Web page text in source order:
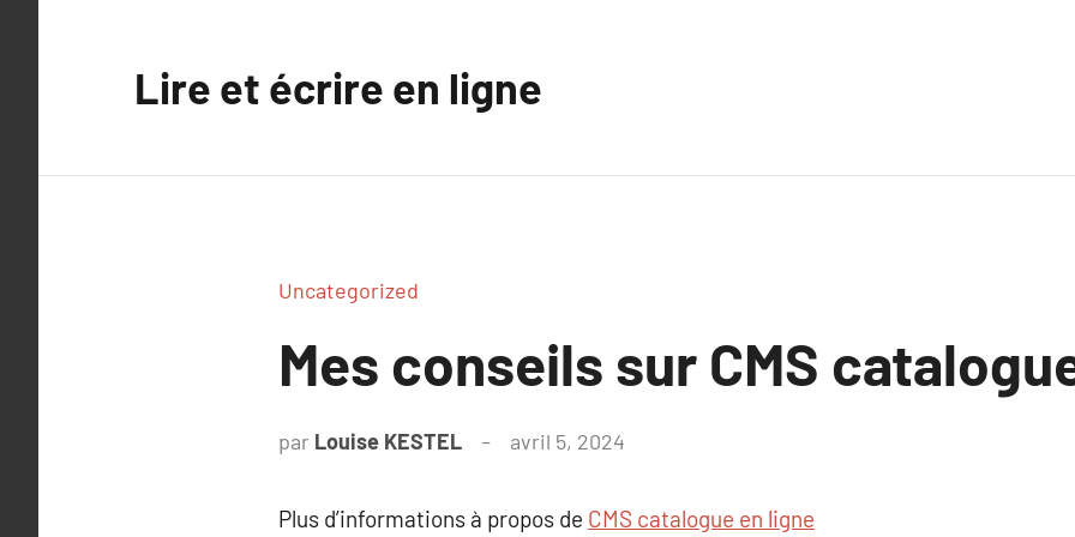
Lire et écrire en ligne
Uncategorized
Mes conseils sur CMS
par Louise KESTEL avril 5, 2024
Plus d’informations à propos de CMS catalogue en ligne